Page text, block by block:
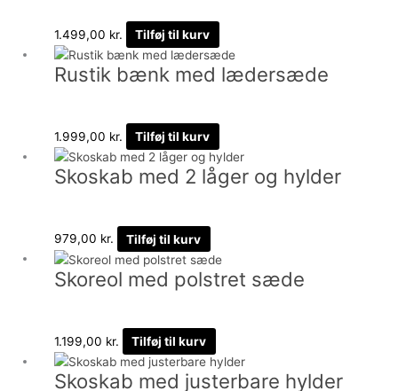
1.499,00 kr. Tilføj til kurv
Rustik bænk med lædersæde
1.999,00 kr. Tilføj til kurv
Skoskab med 2 låger og hylder
979,00 kr. Tilføj til kurv
Skoreol med polstret sæde
1.199,00 kr. Tilføj til kurv
Skoskab med justerbare hylder